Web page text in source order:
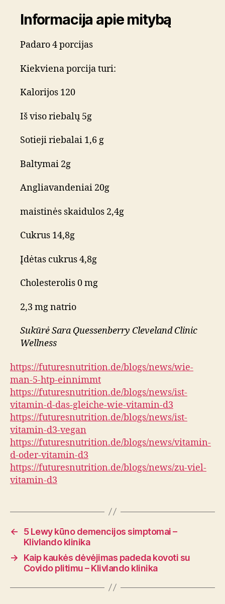
Informacija apie mitybą
Padaro 4 porcijas
Kiekviena porcija turi:
Kalorijos 120
Iš viso riebalų 5g
Sotieji riebalai 1,6 g
Baltymai 2g
Angliavandeniai 20g
maistinės skaidulos 2,4g
Cukrus 14,8g
Įdėtas cukrus 4,8g
Cholesterolis 0 mg
2,3 mg natrio
Sukūrė Sara Quessenberry Cleveland Clinic
Wellness
https://futuresnutrition.de/blogs/news/wie-
man-5-htp-einnimmt
https://futuresnutrition.de/blogs/news/ist-
vitamin-d-das-gleiche-wie-vitamin-d3
https://futuresnutrition.de/blogs/news/ist-
vitamin-d3-vegan
https://futuresnutrition.de/blogs/news/vitamin-
d-oder-vitamin-d3
https://futuresnutrition.de/blogs/news/zu-viel-
vitamin-d3
←
5 Lewy kūno demencijos simptomai –
Klivlando klinika
→
Kaip kaukės dėvėjimas padeda kovoti su
Covido plitimu – Klivlando klinika